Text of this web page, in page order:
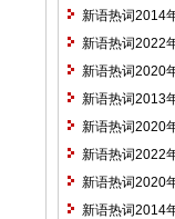
新语热词2014
新语热词2022
新语热词2020
新语热词2013
新语热词2020
新语热词2022
新语热词2020
新语热词2014